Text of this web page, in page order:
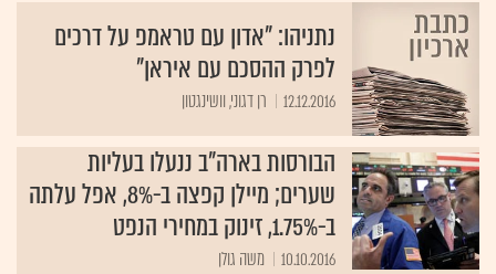
נתניהו: "אדון עם טראמפ על דרכים
לפרק ההסכם עם איראן"
12.12.2016 רן דגוני, וושינגטון
הבורסות בארה"ב ננעלו בעליות
שערים; מיילן קפצה ב-8%, אפל עלתה
ב-1.75%, זינוק במחירי הנפט
10.10.2016 משה גולן